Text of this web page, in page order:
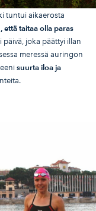
tuntui aikaerosta
että taitaa olla paras
päivä, joka päättyi illan
meressä auringon
suurta iloa ja